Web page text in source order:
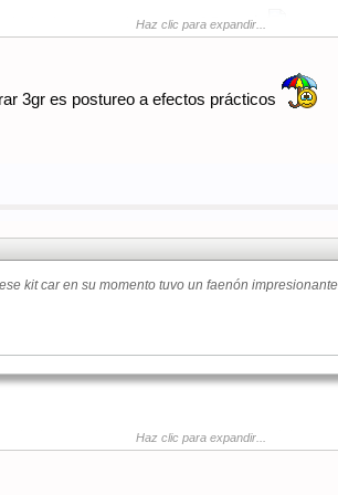
de plano, con colores pesan 0.5 gr. más!
Haz clic para expandir...
3gr es postureo a efectos prácticos
kit car en su momento tuvo un faenón
ha tenido que hacer un cortafuegos
Haz clic para expandir...